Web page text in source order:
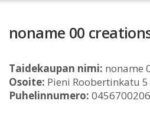
noname 00
Taidekaupan nimi: noname
Osoite: Pieni Roobertinkatu
Puhelinnumero: 0456700206